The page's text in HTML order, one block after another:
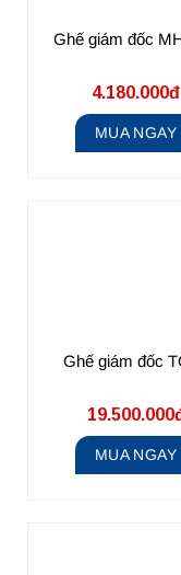
Ghế giám đốc
4.180.000đ
MUA NGAY
Ghế giám đốc
MUA NGAY